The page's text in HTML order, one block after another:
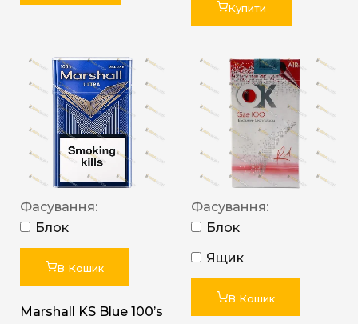
Купити
Фасування:
Блок
В Кошик
Marshall KS Blue 100’s
Фасування:
Блок
Ящик
В Кошик